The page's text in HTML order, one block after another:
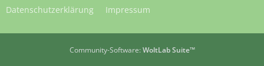
Datenschutzerklärung Impressum
Community-Software: WoltLab Suite™